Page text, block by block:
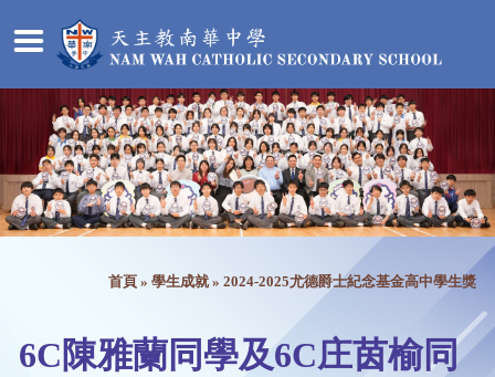
首頁 » 學生成就» 2024-2025尤德爵士紀念基金高中學生獎
6C陳雅蘭同學及6C庄茵榆同